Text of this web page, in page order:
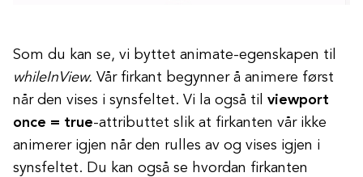
Som du kan se, vi byttet animate-egenskapen til
whileInView. Vår firkant begynner å animere først
når den vises i synsfeltet. Vi la også til viewport
once = true-attributtet slik at firkanten vår ikke
animerer igjen når den rulles av og vises igjen i
synsfeltet. Du kan også se hvordan firkanten